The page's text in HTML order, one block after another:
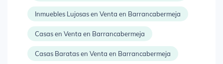
Inmuebles Lujosas en Venta en Barrancabermeja
Casas en Venta en Barrancabermeja
Casas Baratas en Venta en Barrancabermeja